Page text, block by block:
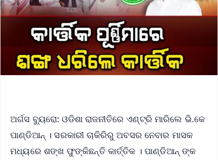
ଅର୍ଗସ ବ୍ୟୁରୋ: ଓଡିଶା ରାଜନୀତିରେ ଏଣ୍ଟ୍ରି ମାରିଲେ ଭି.କେ
ପାଣ୍ଡିଆନ୍ । ସରକାରୀ ଚାକିରିରୁ ଅବସର ନେବାର ମାସକ
ମଧ୍ୟରେ ଶଙ୍ଖ ଫୁଙ୍କିଛନ୍ତି କାର୍ତ୍ତିକ । ପାଣ୍ଡିଆନ୍ ଙ୍କ